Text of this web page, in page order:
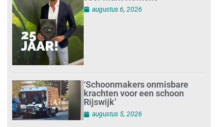
augustus 6, 2026
‘Schoonmakers onmisbare
krachten voor een schoon
Rijswijk’
augustus 5, 2026